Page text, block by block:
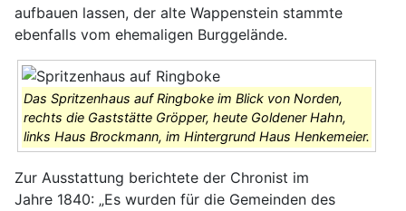
aufbauen lassen, der alte Wappenstein stammte
ebenfalls vom ehemaligen Burggelände.
Das Spritzenhaus auf Ringboke im Blick von Norden,
rechts die Gaststätte Gröpper, heute Goldener Hahn,
links Haus Brockmann, im Hintergrund Haus Henkemeier.
Zur Ausstattung berichtete der Chronist im
Jahre 1840: „Es wurden für die Gemeinden des